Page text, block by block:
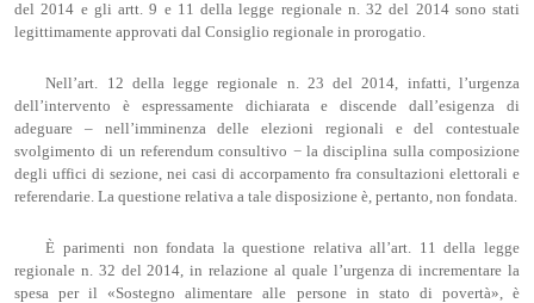
del 2014 e gli artt. 9 e 11 della legge regionale n. 32 del 2014 sono stati
legittimamente approvati dal Consiglio regionale in prorogatio.
Nell’art. 12 della legge regionale n. 23 del 2014, infatti, l’urgenza
dell’intervento è espressamente dichiarata e discende dall’esigenza di
adeguare – nell’imminenza delle elezioni regionali e del contestuale
svolgimento di un referendum consultivo − la disciplina sulla composizione
degli uffici di sezione, nei casi di accorpamento fra consultazioni elettorali e
referendarie. La questione relativa a tale disposizione è, pertanto, non fondata.
È parimenti non fondata la questione relativa all’art. 11 della legge
regionale n. 32 del 2014, in relazione al quale l’urgenza di incrementare la
spesa per il «Sostegno alimentare alle persone in stato di povertà», è